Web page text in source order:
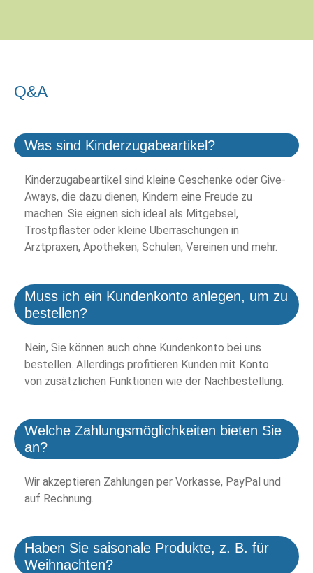
Q&A
Was sind Kinderzugabeartikel?
Kinderzugabeartikel sind kleine Geschenke oder Give-
Aways, die dazu dienen, Kindern eine Freude zu
machen. Sie eignen sich ideal als Mitgebsel,
Trostpflaster oder kleine Überraschungen in
Arztpraxen, Apotheken, Schulen, Vereinen und mehr.
Muss ich ein Kundenkonto anlegen, um zu
bestellen?
Nein, Sie können auch ohne Kundenkonto bei uns
bestellen. Allerdings profitieren Kunden mit Konto
von zusätzlichen Funktionen wie der Nachbestellung.
Welche Zahlungsmöglichkeiten bieten Sie
an?
Wir akzeptieren Zahlungen per Vorkasse, PayPal und
auf Rechnung.
Haben Sie saisonale Produkte, z. B. für
Weihnachten?